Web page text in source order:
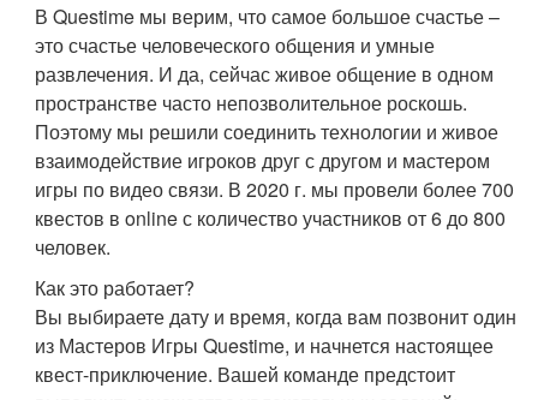
В Questime мы верим, что самое большое счастье –
это счастье человеческого общения и умные
развлечения. И да, сейчас живое общение в одном
пространстве часто непозволительное роскошь.
Поэтому мы решили соединить технологии и живое
взаимодействие игроков друг с другом и мастером
игры по видео связи. В 2020 г. мы провели более 700
квестов в online с количество участников от 6 до 800
человек.
Как это работает?
Вы выбираете дату и время, когда вам позвонит один
из Мастеров Игры Questime, и начнется настоящее
квест-приключение. Вашей команде предстоит